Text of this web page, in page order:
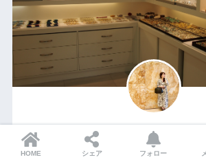
aki
HOME シェア フォロー